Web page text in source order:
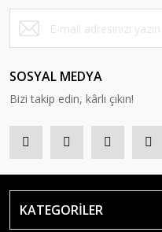
SOSYAL MEDYA
Bizi takip edin, kârlı çıkın!
KATEGORİLER